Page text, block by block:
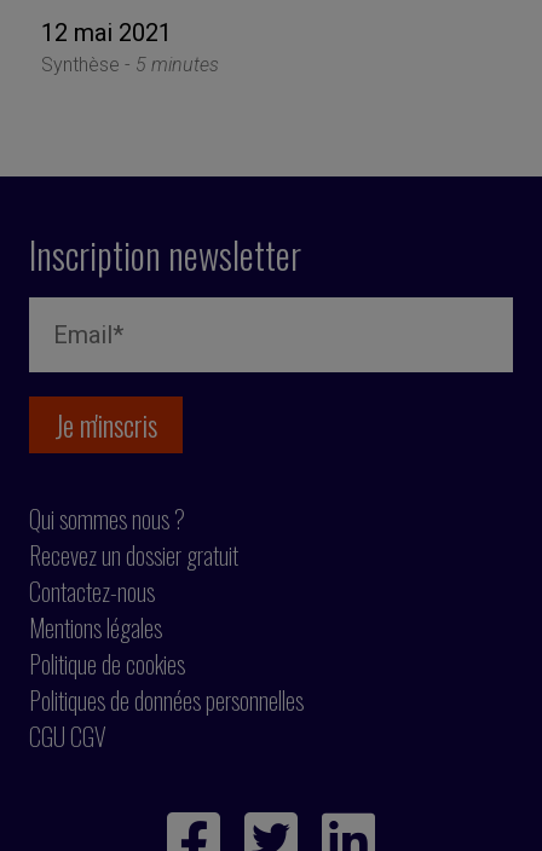
12 mai 2021
Synthèse - 5 minutes
Inscription newsletter
Qui sommes nous ?
Recevez un dossier gratuit
Contactez-nous
Mentions légales
Politique de cookies
Politiques de données personnelles
CGU CGV